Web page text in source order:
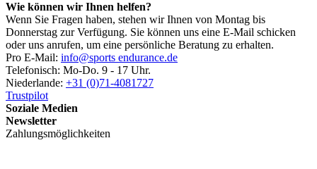
Wie können wir Ihnen helfen?
Wenn Sie Fragen haben, stehen wir Ihnen von Montag bis
Donnerstag zur Verfügung. Sie können uns eine E-Mail schicken
oder uns anrufen, um eine persönliche Beratung zu erhalten.
Pro E-Mail: info@sports endurance.de
Telefonisch: Mo-Do. 9 - 17 Uhr.
Niederlande: +31 (0)71-4081727
Trustpilot
Soziale Medien
Newsletter
Zahlungsmöglichkeiten